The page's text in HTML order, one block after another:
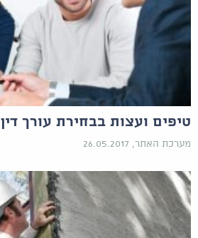
טיפים ועצות בבחירת עורך דין
מערכת האתר, 26.05.2017